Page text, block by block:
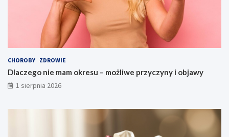
CHOROBY ZDROWIE
Dlaczego nie mam okresu – możliwe przyczyny i objawy
1 sierpnia 2026